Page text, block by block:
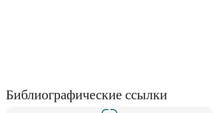
Библиографические ссылки